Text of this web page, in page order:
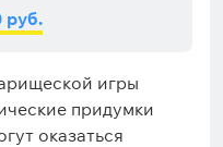
руб.
игры
придумки
оказаться